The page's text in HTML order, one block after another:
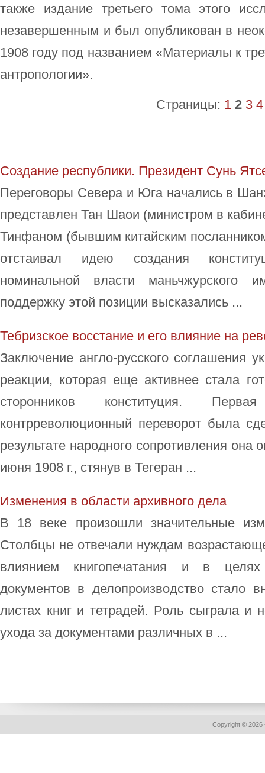
также издание третьего тома этого
незавершенным и был опубликован в
1908 году под названием «Материалы к
антропологии».
Страницы: 1 2 3 4
Создание республики. Президент Сунь
Переговоры Севера и Юга начались в
представлен Тан Шаои (министром в
Тинфаном (бывшим китайским
отстаивал идею создания
номинальной власти маньчжурского
поддержку этой позиции высказались ...
Тебризское восстание и его влияние на
Заключение англо-русского соглашения
реакции, которая еще активнее стала
сторонников конституция.
контрреволюционный переворот была
результате народного сопротивления она
июня 1908 г., стянув в Тегеран ...
Изменения в области архивного дела
В 18 веке произошли значительные
Столбцы не отвечали нуждам
влиянием книгопечатания и в целях
документов в делопроизводство стало
листах книг и тетрадей. Роль сыграла и
ухода за документами различных в ...
Copyright © 2026